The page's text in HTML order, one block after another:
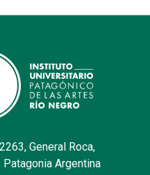
General Roca,
Patagonia Argentina